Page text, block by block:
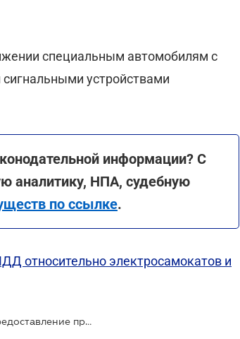
специальным автомобилям с
устройствами
информации? С
аналитику, НПА, судебную
по ссылке.
относительно электросамокатов и
Депутаты предлагают повысить штрафы за непредоставление преимущества в движении транспорта скорой помощи, ГСЧС и полиции